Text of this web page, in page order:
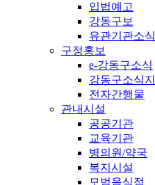
입법예고
강동구보
유관기관소식
구정홍보
e-강동구소식
강동구소식지
전자간행물
관내시설
공공기관
교육기관
병의원/약국
복지시설
모범음식점